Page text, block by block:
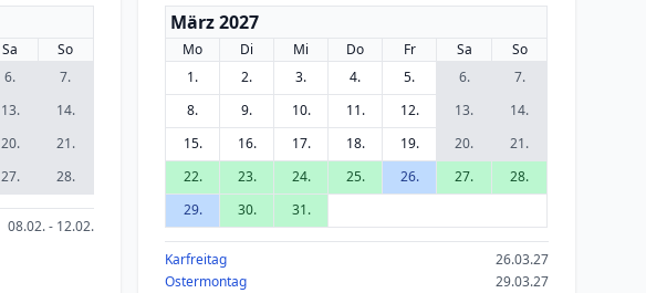
Sa
So
6.
7.
13.
14.
20.
21.
27. 28.
08.02. - 12.02.
März 2027
Mo Di Mi Do Fr Sa
So
1.
2. 3. 4. 5. 6.
7.
8.
9. 10. 11. 12. 13.
14.
15.
16. 17. 18. 19. 20.
21.
22.
23. 24. 25. 26. 27.
28.
29.
30. 31.
Karfreitag
26.03.27
Ostermontag
29.03.27